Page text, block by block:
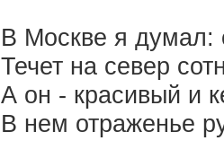
В Москве я думал:
Течет на север
А он - красивый и
В нем отраженье